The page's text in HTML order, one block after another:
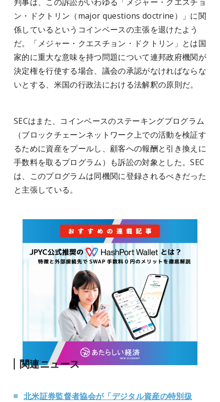
ン・ドクトリン（major questions doctrine）」に関
係しているというコインベースの主張を退けたよう
だ。「メジャー・クエスチョン・ドクトリン」とは国
家的に重大な意味を持つ問題について連邦政府機関が
決定権を行使する場合、議会の承認がなければならな
いとする、米国の行政法における法解釈の原則だ。
SECはまた、コインベースのステーキングプログラム
（ブロックチェーンネットワーク上での活動を検証す
るために資産をプールし、顧客への報酬と引き換えに
手数料を取るプログラム）も訴訟の対象とした。SEC
は、このプログラムは同機関に登録されるべきだった
と主張している。
関連ニュース
北米証券監督者協会が「デジタル資産の特別扱